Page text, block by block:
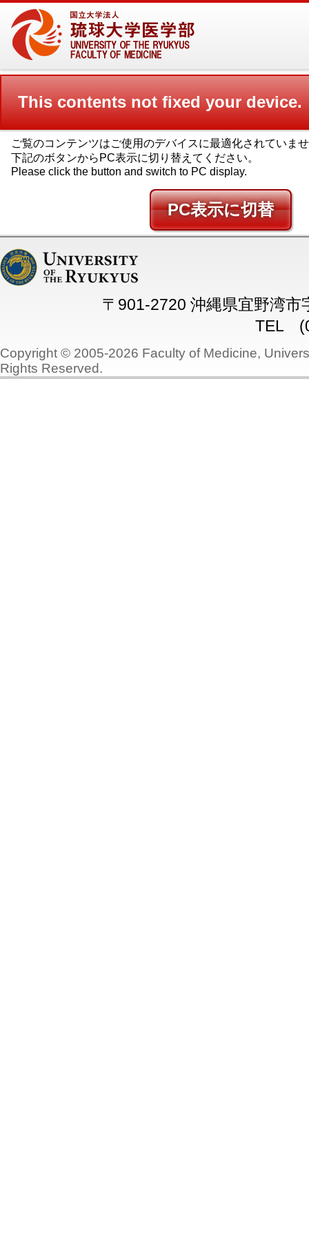
This contents not fixed your device.
ご覧のコンテンツはご使用のデバイスに最適化されていま
下記のボタンからPC表示に切り替えてください。
Please click the button and switch to PC display.
PC
〒901-2720 沖縄県宜野湾市
TEL
Copyright © 2005-2026 Faculty of Medicine,
Rights Reserved.